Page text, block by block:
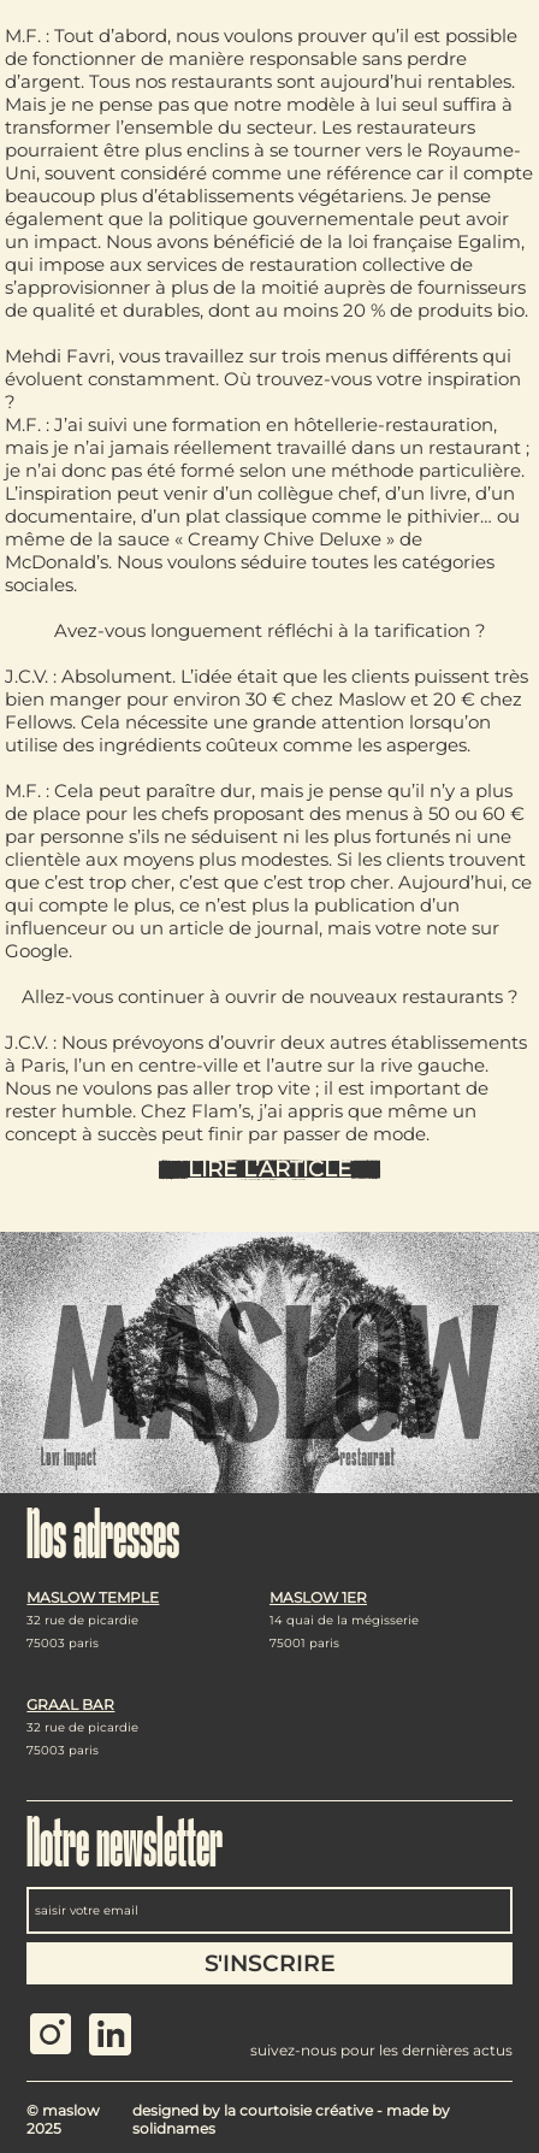
M.F. : Tout d’abord, nous voulons prouver qu’il est possible
de fonctionner de manière responsable sans perdre
d’argent. Tous nos restaurants sont aujourd’hui rentables.
Mais je ne pense pas que notre modèle à lui seul suffira à
transformer l’ensemble du secteur. Les restaurateurs
pourraient être plus enclins à se tourner vers le Royaume-
Uni, souvent considéré comme une référence car il compte
beaucoup plus d’établissements végétariens. Je pense
également que la politique gouvernementale peut avoir
un impact. Nous avons bénéficié de la loi française Egalim,
qui impose aux services de restauration collective de
s’approvisionner à plus de la moitié auprès de fournisseurs
de qualité et durables, dont au moins 20 % de produits bio.
Mehdi Favri, vous travaillez sur trois menus différents qui
évoluent constamment. Où trouvez-vous votre inspiration
?
M.F. : J’ai suivi une formation en hôtellerie-restauration,
mais je n’ai jamais réellement travaillé dans un restaurant ;
je n’ai donc pas été formé selon une méthode particulière.
L’inspiration peut venir d’un collègue chef, d’un livre, d’un
documentaire, d’un plat classique comme le pithivier… ou
même de la sauce « Creamy Chive Deluxe » de
McDonald’s. Nous voulons séduire toutes les catégories
sociales.
Avez-vous longuement réfléchi à la tarification ?
J.C.V. : Absolument. L’idée était que les clients puissent très
bien manger pour environ 30 € chez Maslow et 20 € chez
Fellows. Cela nécessite une grande attention lorsqu’on
utilise des ingrédients coûteux comme les asperges.
M.F. : Cela peut paraître dur, mais je pense qu’il n’y a plus
de place pour les chefs proposant des menus à 50 ou 60 €
par personne s’ils ne séduisent ni les plus fortunés ni une
clientèle aux moyens plus modestes. Si les clients trouvent
que c’est trop cher, c’est que c’est trop cher. Aujourd’hui, ce
qui compte le plus, ce n’est plus la publication d’un
influenceur ou un article de journal, mais votre note sur
Google.
Allez-vous continuer à ouvrir de nouveaux restaurants ?
J.C.V. : Nous prévoyons d’ouvrir deux autres établissements
à Paris, l’un en centre-ville et l’autre sur la rive gauche.
Nous ne voulons pas aller trop vite ; il est important de
rester humble. Chez Flam’s, j’ai appris que même un
concept à succès peut finir par passer de mode.
LIRE L’ARTICLE
Nos adresses
MASLOW TEMPLE
32 rue de picardie
75003 paris
MASLOW 1ER
14 quai de la mégisserie
75001 paris
GRAAL BAR
32 rue de picardie
75003 paris
Notre newsletter
suivez-nous pour les dernières actus
© maslow
2025
designed by la courtoisie créative- made by
solidnames